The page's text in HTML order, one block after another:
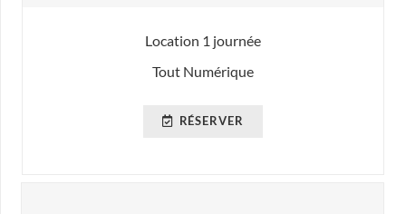
Location 1 journée
Tout Numérique
RÉSERVER